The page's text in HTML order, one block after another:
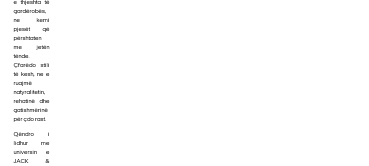
e thjeshta të
gardërobës,
ne kemi
pjesët që
përshtaten
me jetën
tënde.
Çfarëdo stili
të kesh, ne e
ruajmë
natyralitetin,
rehatinë dhe
gatishmërinë
për çdo rast.
Qëndro i
lidhur me
universin e
JACK &